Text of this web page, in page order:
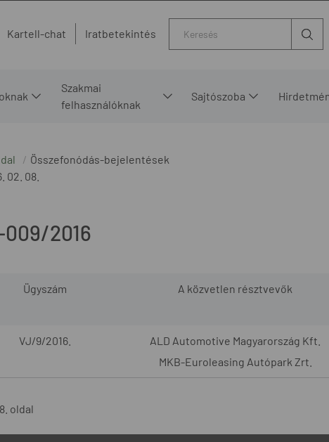
Kartell-chat Iratbetekintés
Szakmai
felhasználóknak
Sajtószoba
Összefonódás-bejelentések
02. 08.
009/2016
Ügyszám A közvetlen résztvevők
VJ/9/2016.
ALD Automotive Magyarország Kft.
MKB-Euroleasing Autópark Zrt.
oldal